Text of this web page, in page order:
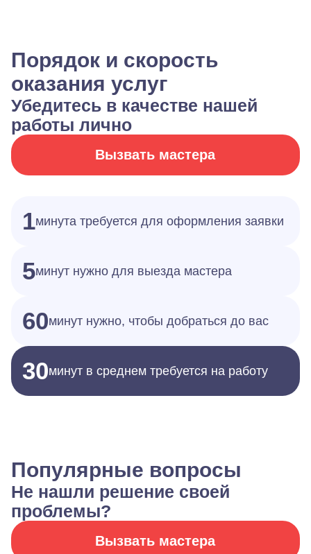
Порядок и скорость
оказания услуг
Убедитесь в качестве нашей
работы лично
Вызвать мастера
1минута требуется для оформления заявки
5минут нужно для выезда мастера
60минут нужно, чтобы добраться до вас
30минут в среднем требуется на работу
Популярные вопросы
Не нашли решение своей
проблемы?
Вызвать мастера